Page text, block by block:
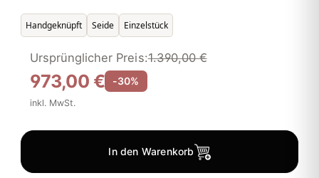
Handgeknüpft Seide Einzelstück
973,00 €
Ursprünglicher Preis:1.390,00 €
-30%
inkl. MwSt.
In den Warenkorb